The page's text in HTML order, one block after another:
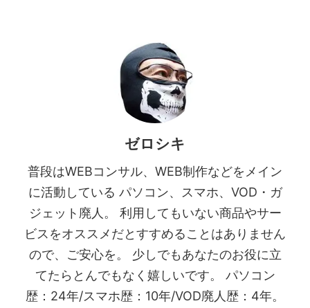
ゼロシキ
普段はWEBコンサル、WEB制作などをメイン
に活動している パソコン、スマホ、VOD・ガ
ジェット廃人。 利用してもいない商品やサー
ビスをオススメだとすすめることはありません
ので、ご安心を。 少しでもあなたのお役に立
てたらとんでもなく嬉しいです。 パソコン
歴：24年/スマホ歴：10年/VOD廃人歴：4年。